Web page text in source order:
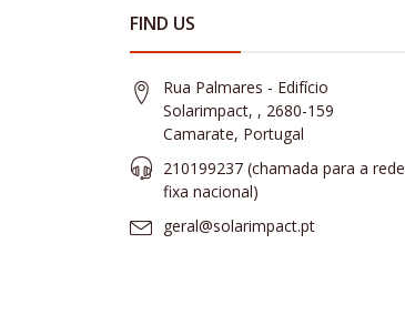
FIND US
Rua Palmares - Edifício
Solarimpact, , 2680-159
Camarate, Portugal
210199237 (​chamada para a rede
fixa nacional)
geral@solarimpact.pt